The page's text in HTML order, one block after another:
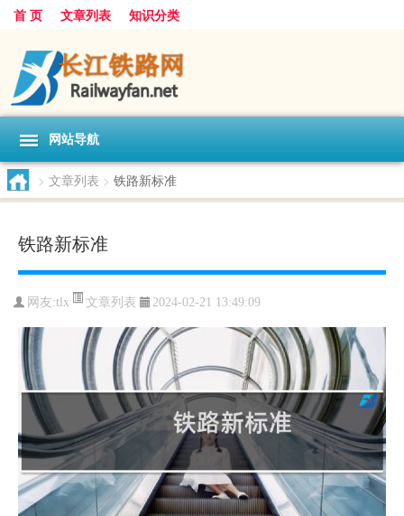
首 页 文章列表 知识分类
网站导航
> 文章列表 > 铁路新标准
铁路新标准
网友:tlx 文章列表 2024-02-21 13:49:09